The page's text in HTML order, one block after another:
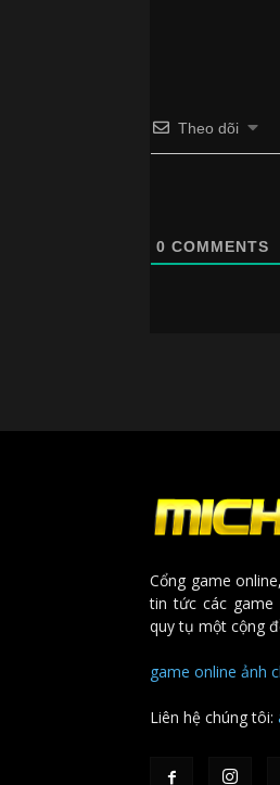
Theo dõi
0 COMMENTS
Cổng game
tin tức các game
quy tụ một cộng
game online ảnh
Liên hệ chúng tôi: